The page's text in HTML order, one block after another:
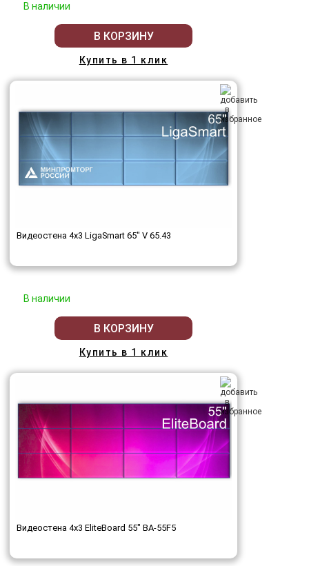
В наличии
В КОРЗИНУ
Купить в 1 клик
Видеостена 4x3 LigaSmart 65" V 65.43
В наличии
В КОРЗИНУ
Купить в 1 клик
Видеостена 4x3 EliteBoard 55" BA-55F5